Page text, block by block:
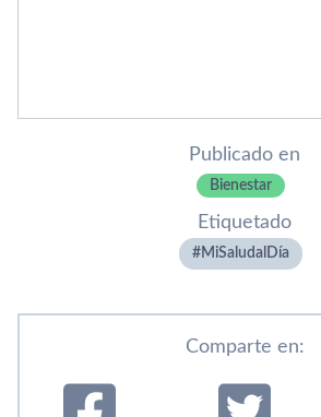
Publicado en
Bienestar
Etiquetado
MiSaludalDí­a
Comparte en: